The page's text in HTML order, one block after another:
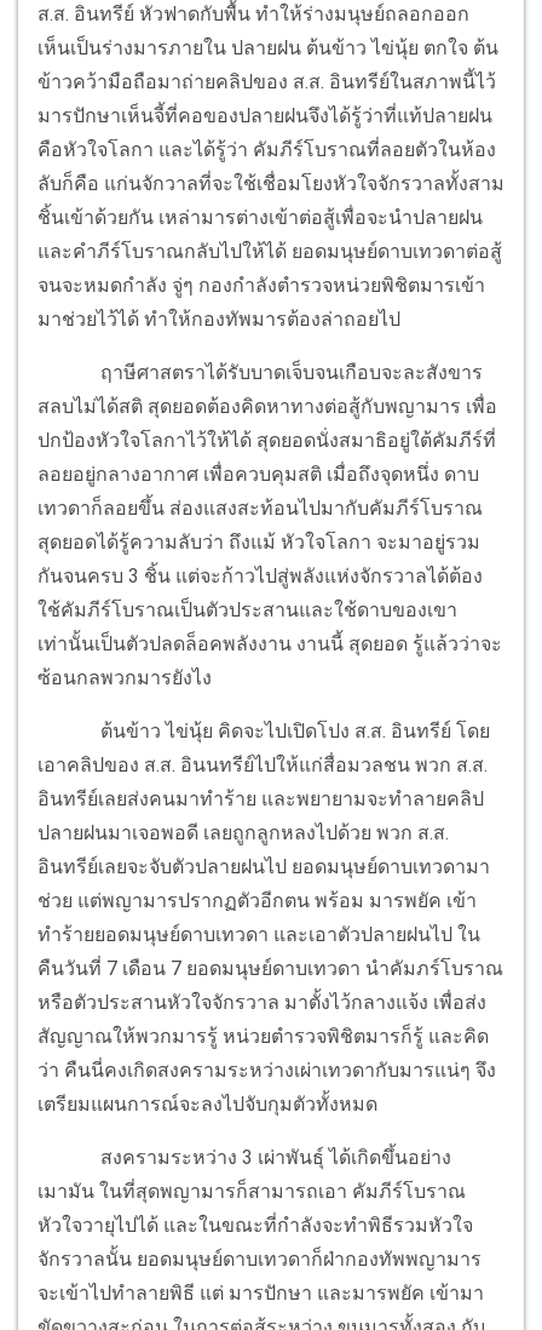
ส.ส. อินทรีย์ หัวฟาดกับพื้น ทำให้ร่างมนุษย์ถลอกออก
เห็นเป็นร่างมารภายใน ปลายฝน ต้นข้าว ไข่นุ้ย ตกใจ ต้น
ข้าวคว้ามือถือมาถ่ายคลิปของ ส.ส. อินทรีย์ในสภาพนี้ไว้
มารปักษาเห็นจี้ที่คอของปลายฝนจึงได้รู้ว่าที่แท้ปลายฝน
คือหัวใจโลกา และได้รู้ว่า คัมภีร์โบราณที่ลอยตัวในห้อง
ลับก็คือ แก่นจักวาลที่จะใช้เชื่อมโยงหัวใจจักรวาลทั้งสาม
ชิ้นเข้าด้วยกัน เหล่ามารต่างเข้าต่อสู้เพื่อจะนำปลายฝน
และคำภีร์โบราณกลับไปให้ได้ ยอดมนุษย์ดาบเทวดาต่อสู้
จนจะหมดกำลัง จู่ๆ กองกำลังตำรวจหน่วยพิชิตมารเข้า
มาช่วยไว้ได้ ทำให้กองทัพมารต้องล่าถอยไป
ฤาษีศาสตราได้รับบาดเจ็บจนเกือบจะละสังขาร
สลบไม่ได้สติ สุดยอดต้องคิดหาทางต่อสู้กับพญามาร เพื่อ
ปกป้องหัวใจโลกาไว้ให้ได้ สุดยอดนั่งสมาธิอยู่ใต้คัมภีร์ที่
ลอยอยู่กลางอากาศ เพื่อควบคุมสติ เมื่อถึงจุดหนึ่ง ดาบ
เทวดาก็ลอยขึ้น ส่องแสงสะท้อนไปมากับคัมภีร์โบราณ
สุดยอดได้รู้ความลับว่า ถึงแม้ หัวใจโลกา จะมาอยู่รวม
กันจนครบ 3 ชิ้น แต่จะก้าวไปสู่พลังแห่งจักรวาลได้ต้อง
ใช้คัมภีร์โบราณเป็นตัวประสานและใช้ดาบของเขา
เท่านั้นเป็นตัวปลดล็อคพลังงาน งานนี้ สุดยอด รู้แล้วว่าจะ
ซ้อนกลพวกมารยังไง
ต้นข้าว ไข่นุ้ย คิดจะไปเปิดโปง ส.ส. อินทรีย์ โดย
เอาคลิปของ ส.ส. อินนทรีย์ไปให้แก่สื่อมวลชน พวก ส.ส.
อินทรีย์เลยส่งคนมาทำร้าย และพยายามจะทำลายคลิป
ปลายฝนมาเจอพอดี เลยถูกลูกหลงไปด้วย พวก ส.ส.
อินทรีย์เลยจะจับตัวปลายฝนไป ยอดมนุษย์ดาบเทวดามา
ช่วย แต่พญามารปรากฏตัวอีกตน พร้อม มารพยัค เข้า
ทำร้ายยอดมนุษย์ดาบเทวดา และเอาตัวปลายฝนไป ใน
คืนวันที่ 7 เดือน 7 ยอดมนุษย์ดาบเทวดา นำคัมภร์โบราณ
หรือตัวประสานหัวใจจักรวาล มาตั้งไว้กลางแจ้ง เพื่อส่ง
สัญญาณให้พวกมารรู้ หน่วยตำรวจพิชิตมารก็รู้ และคิด
ว่า คืนนี่คงเกิดสงครามระหว่างเผ่าเทวดากับมารแน่ๆ จึง
เตรียมแผนการณ์จะลงไปจับกุมตัวทั้งหมด
สงครามระหว่าง 3 เผ่าพันธุ์ ได้เกิดขึ้นอย่าง
เมามัน ในที่สุดพญามารก็สามารถเอา คัมภีร์โบราณ
หัวใจวายุไปได้ และในขณะที่กำลังจะทำพิธีรวมหัวใจ
จักรวาลนั้น ยอดมนุษย์ดาบเทวดาก็ฝ่ากองทัพพญามาร
จะเข้าไปทำลายพิธี แต่ มารปักษา และมารพยัค เข้ามา